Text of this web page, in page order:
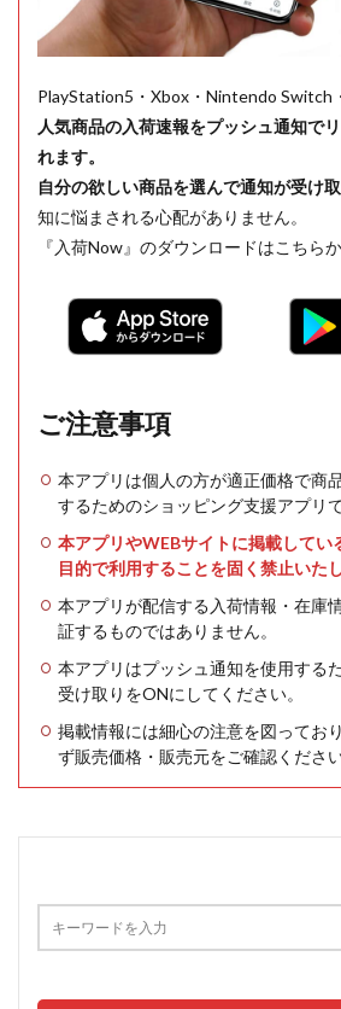
PlayStation5・Xbox・Nintendo Switch
人気商品の入荷速報をプッシュ通知で
れます。
自分の欲しい商品を選んで通知が受け
知に悩まされる心配がありません。
『入荷Now』のダウンロードはこちらか
ご注意事項
本アプリは個人の方が適正価格で商
するためのショッピング支援アプリで
本アプリやWEBサイトに掲載してい
目的で利用することを固く禁止いたし
本アプリが配信する入荷情報・在庫
証するものではありません。
本アプリはプッシュ通知を使用する
受け取りをONにしてください。
掲載情報には細心の注意を図ってお
ず販売価格・販売元をご確認ください